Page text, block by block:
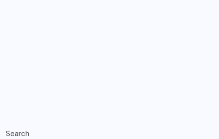
Search